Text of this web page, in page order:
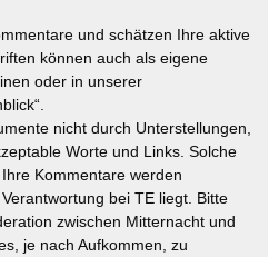
und schätzen Ihre aktive
können auch als eigene
oder in unserer
nicht durch Unterstellungen,
Worte und Links. Solche
Kommentare werden
bei TE liegt. Bitte
zwischen Mitternacht und
je nach Aufkommen, zu